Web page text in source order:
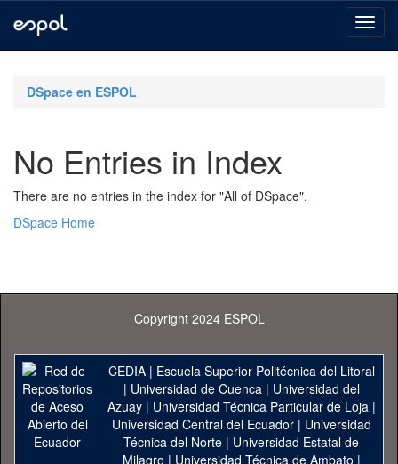
navigationDSpace en ESPOL
No Entries in Index
There are no entries in the index for "All of DSpace".
DSpace Home
Copyright 2024 ESPOL
CEDIA| Escuela Superior Politécnica del Litoral
| Universidad de Cuenca| Universidad del
Azuay| Universidad Técnica Particular de Loja|
Universidad Central del Ecuador| Universidad
Técnica del Norte | Universidad Estatal de
Milagro | Universidad Técnica de Ambato |